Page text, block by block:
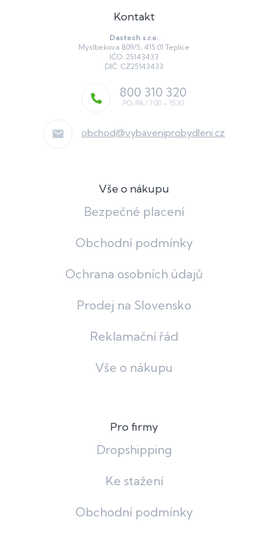
Kontakt
Dastech s.r.o.
Myslbekova 809/5, 415 01 Teplice
IČO: 25143433
DIČ: CZ25143433
obchod@vybaveniprobydleni.cz
800 310 320
Vše o nákupu
Bezpečné placení
Obchodní podmínky
Ochrana osobních údajů
Prodej na Slovensko
Reklamační řád
Vše o nákupu
Pro firmy
Dropshipping
Ke stažení
Obchodní podmínky